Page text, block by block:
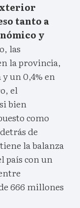
tanto a
y
las
la provincia,
un 0,4% en
el
bien
como
de
la balanza
país con un
666 millones